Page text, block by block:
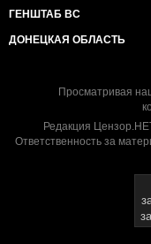
ГЕНШТАБ ВС
ДОНЕЦКАЯ ОБЛАСТЬ
Просматривая
Редакция
Ответственность за